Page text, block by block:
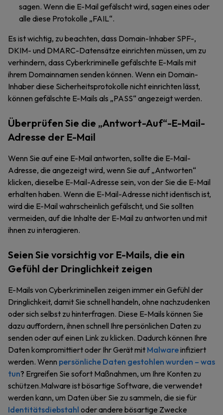
sagen. Wenn die E-Mail gefälscht wird, sagen eines oder
alle diese Protokolle „FAIL“.
Es ist wichtig, zu beachten, dass Domain-Inhaber SPF-,
DKIM- und DMARC-Datensätze einrichten müssen, um zu
verhindern, dass Cyberkriminelle gefälschte E-Mails mit
ihrem Domainnamen senden können. Wenn ein Domain-
Inhaber diese Sicherheitsprotokolle nicht einrichten lässt,
können gefälschte E-Mails als „PASS“ angezeigt werden.
Überprüfen Sie die „Antwort-Auf“-E-Mail-
Adresse der E-Mail
Wenn Sie auf eine E-Mail antworten, sollte die E-Mail-
Adresse, die angezeigt wird, wenn Sie auf „Antworten“
klicken, dieselbe E-Mail-Adresse sein, von der Sie die E-Mail
erhalten haben. Wenn die E-Mail-Adresse nicht identisch ist,
wird die E-Mail wahrscheinlich gefälscht, und Sie sollten
vermeiden, auf die Inhalte der E-Mail zu antworten und mit
ihnen zu interagieren.
Seien Sie vorsichtig vor E-Mails, die ein
Gefühl der Dringlichkeit zeigen
E-Mails von Cyberkriminellen zeigen immer ein Gefühl der
Dringlichkeit, damit Sie schnell handeln, ohne nachzudenken
oder sich selbst zu hinterfragen. Diese E-Mails können Sie
dazu auffordern, ihnen schnell Ihre persönlichen Daten zu
senden oder auf einen Link zu klicken. Dadurch können Ihre
Daten kompromittiert oder Ihr Gerät mit Malwareinfiziert
werden. Wenn persönliche Daten gestohlen wurden – was
tun? Ergreifen Sie sofort Maßnahmen, um Ihre Konten zu
schützen.Malware ist bösartige Software, die verwendet
werden kann, um Daten über Sie zu sammeln, die sie für
Identitätsdiebstahl oder andere bösartige Zwecke